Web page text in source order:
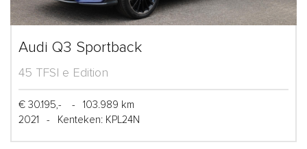
Audi Q3 Sportback
45 TFSI e Edition
€ 30.195,- -
103.989 km
2021
- Kenteken: KPL24N